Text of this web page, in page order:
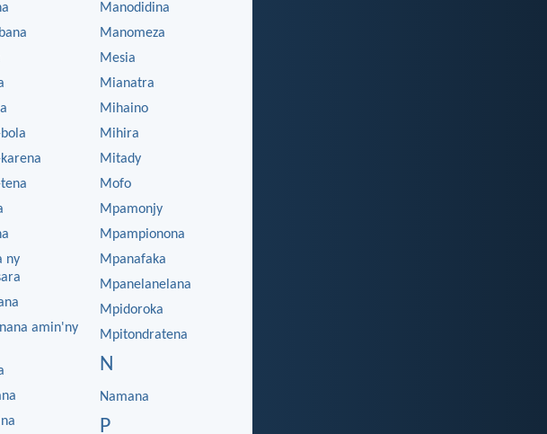
ny
amin'ny
Manodidina
Manomeza
Mesia
Mianatra
Mihaino
Mihira
Mitady
Mofo
Mpamonjy
Mpampionona
Mpanafaka
Mpanelanelana
Mpidoroka
Mpitondratena
N
Namana
P